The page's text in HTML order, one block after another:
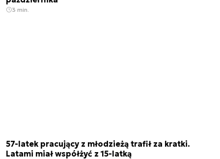
3 min.
57-latek pracujący z młodzieżą trafił za kratki.
Latami miał współżyć z 15-latką